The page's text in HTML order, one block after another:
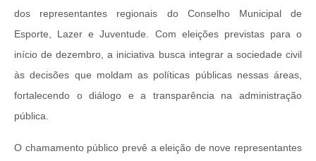
dos representantes regionais do Conselho Municipal de
Esporte, Lazer e Juventude. Com eleições previstas para o
início de dezembro, a iniciativa busca integrar a sociedade civil
às decisões que moldam as políticas públicas nessas áreas,
fortalecendo o diálogo e a transparência na administração
pública.
O chamamento público prevê a eleição de nove representantes